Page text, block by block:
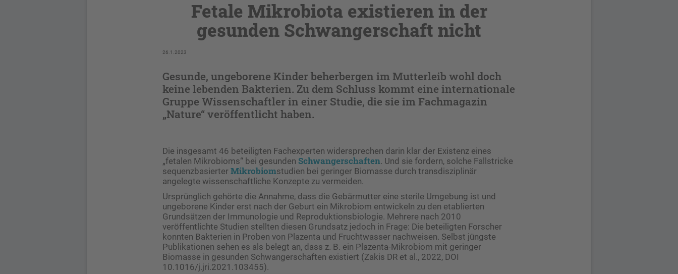
Fetale Mikrobiota existieren in der
gesunden Schwangerschaft nicht
26.1.2023
Gesunde, ungeborene Kinder beherbergen im Mutterleib wohl doch
keine lebenden Bakterien. Zu dem Schluss kommt eine internationale
Gruppe Wissenschaftler in einer Studie, die sie im Fachmagazin
„Nature“ veröffentlicht haben.
Die insgesamt 46 beteiligten Fachexperten widersprechen darin klar der Existenz eines
„fetalen Mikrobioms“ bei gesunden Schwangerschaften. Und sie fordern, solche Fallstricke
sequenzbasierter Mikrobiomstudien bei geringer Biomasse durch transdisziplinär
angelegte wissenschaftliche Konzepte zu vermeiden.
Ursprünglich gehörte die Annahme, dass die Gebärmutter eine sterile Umgebung ist und
ungeborene Kinder erst nach der Geburt ein Mikrobiom entwickeln zu den etablierten
Grundsätzen der Immunologie und Reproduktionsbiologie. Mehrere nach 2010
veröffentlichte Studien stellten diesen Grundsatz jedoch in Frage: Die beteiligten Forscher
konnten Bakterien in Proben von Plazenta und Fruchtwasser nachweisen. Selbst jüngste
Publikationen sehen es als belegt an, dass z. B. ein Plazenta-Mikrobiom mit geringer
Biomasse in gesunden Schwangerschaften existiert (Zakis DR et al., 2022, DOI
10.1016/j.jri.2021.103455).